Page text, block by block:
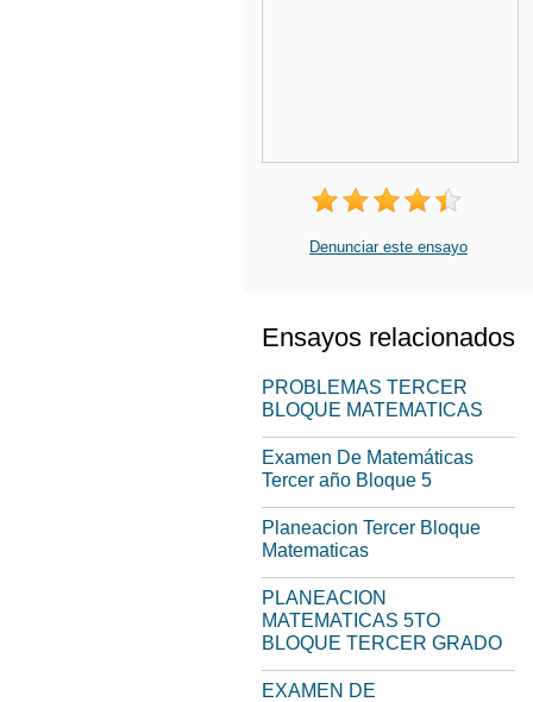
Denunciar este ensayo
Ensayos relacionados
PROBLEMAS TERCER
BLOQUE MATEMATICAS
Examen De Matemáticas
Tercer año Bloque 5
Planeacion Tercer Bloque
Matematicas
PLANEACION
MATEMATICAS 5TO
BLOQUE TERCER GRADO
EXAMEN DE